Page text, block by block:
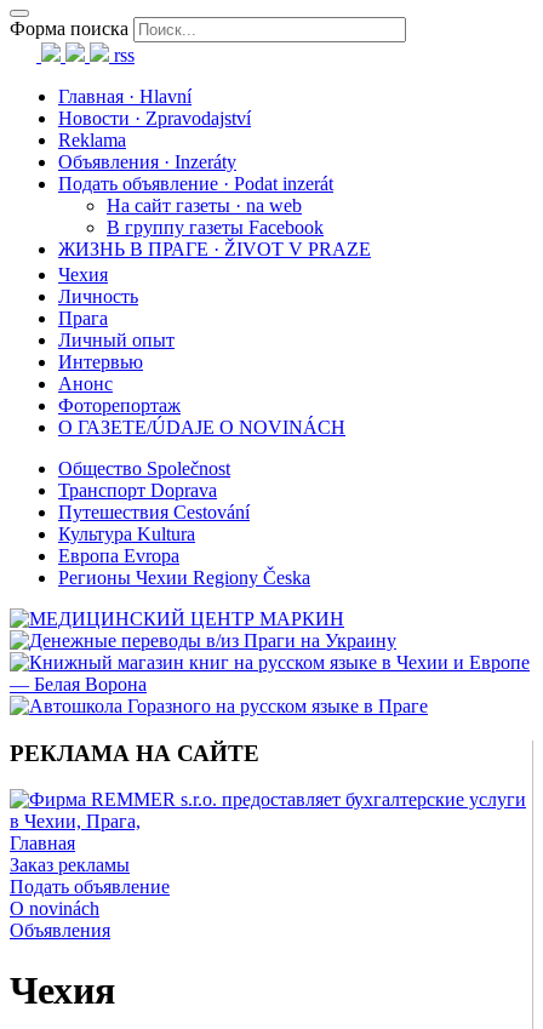
Форма поиска
rss
Главная · Hlavní
Новости · Zpravodajství
Reklama
Объявления · Inzeráty
Подать объявление · Podat inzerát
На сайт газеты · na web
В группу газеты Facebook
ЖИЗНЬ В ПРАГЕ · ŽIVOT V PRAZE
Чехия
Личность
Прага
Личный опыт
Интервью
Анонс
Фоторепортаж
О ГАЗЕТЕ/ÚDAJE O NOVINÁCH
Общество Společnost
Транспорт Doprava
Путешествия Cestování
Культура Kultura
Европа Evropa
Регионы Чехии Regiony Česka
РЕКЛАМА НА САЙТЕ
Главная
Заказ рекламы
Подать объявление
O novinách
Объявления
Чехия